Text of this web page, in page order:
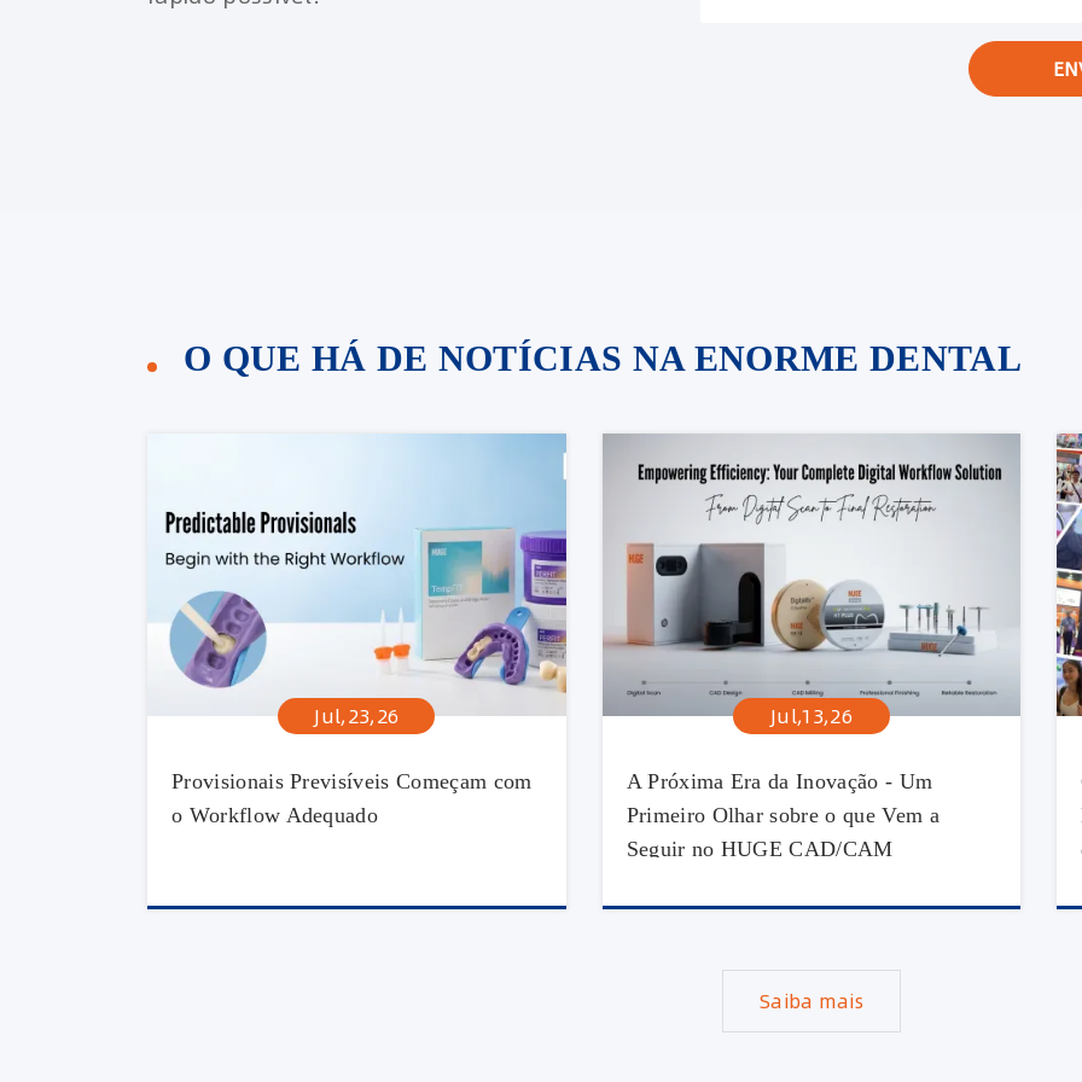
O QUE HÁ DE NOTÍCIAS NA ENORME DENTAL
Jul,23,26
Provisionais Previsíveis Começam com
o Workflow Adequado
Jul,13,26
A Próxima Era da Inovação - Um
Primeiro Olhar sobre o que Vem a
Seguir no HUGE CAD/CAM
Saiba mais